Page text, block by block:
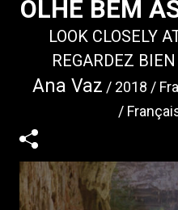
OLHE BEM
LOOK CLOSELY
REGARDEZ
Ana Vaz 2018